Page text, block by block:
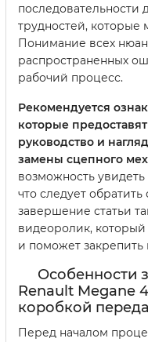
последовательности
трудностей, которые
Понимание всех
распространенных
рабочий процесс.
Рекомендуется
которые
руководство и
замены сцепного
возможность
что следует
завершение статьи
видеоролик,
и поможет закрепить
Особенности
Renault Megane
коробкой
Перед началом